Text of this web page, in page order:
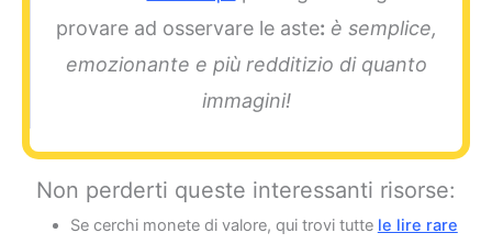
provare ad osservare le aste: è semplice,
emozionante e più redditizio di quanto
immagini!
Non perderti queste interessanti risorse:
Se cerchi monete di valore, qui trovi tutte le lire rare